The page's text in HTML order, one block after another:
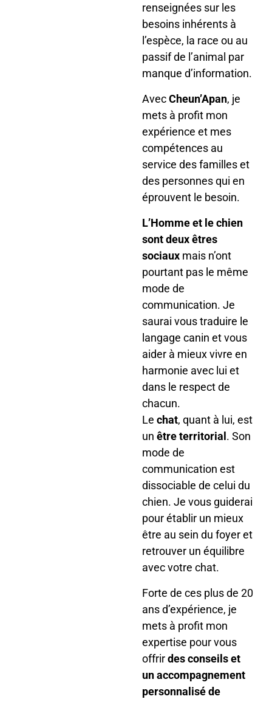
renseignées sur les
besoins inhérents à
l’espèce, la race ou au
passif de l’animal par
manque d’information.
AvecCheun’Apan, je
mets à profit mon
expérience et mes
compétences au
service des familles et
des personnes qui en
éprouvent le besoin.
L’Homme et le chien
sont deux êtres
sociaux mais n’ont
pourtant pas le même
mode de
communication. Je
saurai vous traduire le
langage canin et vous
aider à mieux vivre en
harmonie avec lui et
dans le respect de
chacun.
Le chat, quant à lui, est
un être territorial. Son
mode de
communication est
dissociable de celui du
chien. Je vous guiderai
pour établir un mieux
être au sein du foyer et
retrouver un équilibre
avec votre chat.
Forte de ces plus de 20
ans d’expérience, je
mets à profit mon
expertise pour vous
offrirdes conseils et
un accompagnement
personnalisé de